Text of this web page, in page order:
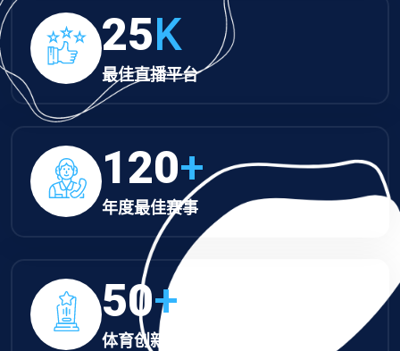
25K
最佳直播平台
120+
年度最佳赛事
50+
体育创新奖